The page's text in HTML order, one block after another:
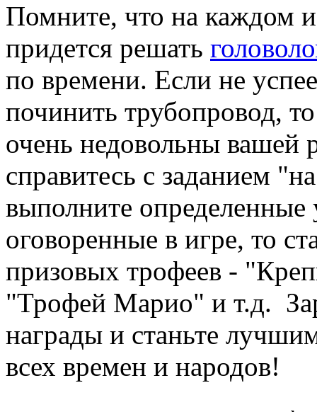
Помните, что на каждом
придется решать
по времени. Если не
починить трубопровод,
очень недовольны вашей
справитесь с заданием
выполните определенные
оговоренные в игре, то
призовых трофеев -
"Трофей Марио" и т.д.
награды и станьте
всех времен и народов!